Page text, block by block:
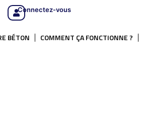
Connectez-vous
BÉTON COMMENT ÇA FONCTIONNE ?